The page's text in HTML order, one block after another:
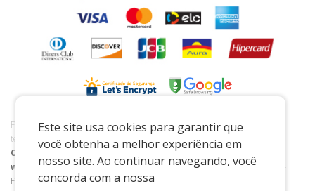
Este site usa cookies para garantir que
você obtenha a melhor experiência em
nosso site. Ao continuar navegando, você
concorda com a nossa
Preços e condições exclusivos para o www.casaraoreal.com.br e para o
televendas, podendo sofrer alterações sem prévia notiﬁcação.
Casarão Real de Pedreira
03.521.282/0001-60
www.casaraoreal.com.br| Praça Coronel João Pedro - 141 - Centro -
Pedreira/SP - 13927-004